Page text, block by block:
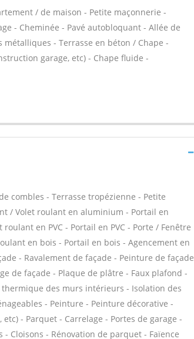
/ de maison - Petite maçonnerie -
- Cheminée - Pavé autobloquant - Allée de
- Terrasse en béton / Chape -
garage, etc) - Chape fluide -
combles - Terrasse tropézienne - Petite
/ Volet roulant en aluminium - Portail en
en PVC - Portail en PVC - Porte / Fenêtre
en bois - Portail en bois - Agencement en
- Ravalement de façade - Peinture de façade
de façade - Plaque de plâtre - Faux plafond -
des murs intérieurs - Isolation des
- Peinture - Peinture décorative -
- Parquet - Carrelage - Portes de garage -
Cloisons - Rénovation de parquet - Faïence